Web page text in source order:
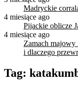
Madryckie
4 miesiące ago
Pijackie oblicze
4 miesiące ago
Zamach majowy
i dlaczego
Tag: